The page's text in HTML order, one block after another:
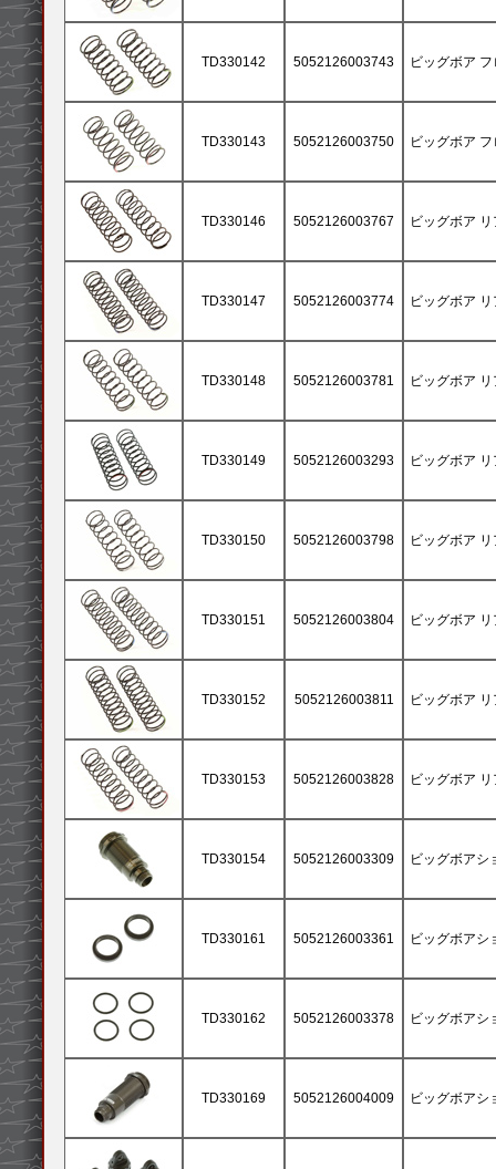
TD330142 5052126003743 ビッグボア
TD330143 5052126003750 ビッグボア
TD330146 5052126003767 ビッグボア
TD330147 5052126003774 ビッグボア
TD330148 5052126003781 ビッグボア
TD330149 5052126003293 ビッグボア
TD330150 5052126003798 ビッグボア
TD330151 5052126003804 ビッグボア
TD330152 5052126003811 ビッグボア
TD330153 5052126003828 ビッグボア
TD330154 5052126003309 ビッグボアシ
TD330161 5052126003361 ビッグボアシ
TD330162 5052126003378 ビッグボアシ
TD330169 5052126004009 ビッグボアシ